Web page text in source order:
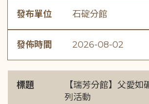
發布單位 石碇分館
發佈時間 2026-08-02
標題
【瑞芳分館】父愛如
列活動